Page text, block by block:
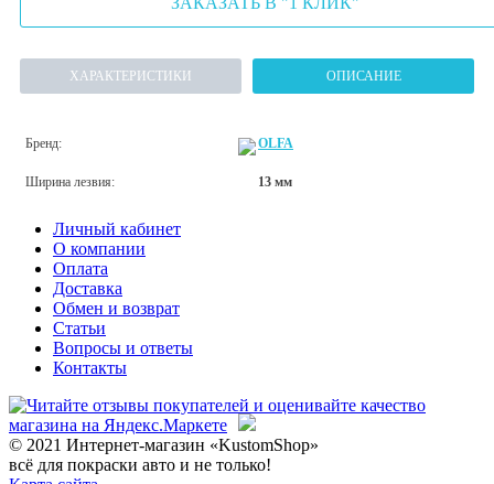
ХАРАКТЕРИСТИКИ ОПИСАНИЕ
Бренд: OLFA
Ширина лезвия: 13 мм
Личный кабинет
О компании
Оплата
Доставка
Обмен и возврат
Статьи
Вопросы и ответы
Контакты
© 2021 Интернет-магазин «KustomShop»
всё для покраски авто и не только!